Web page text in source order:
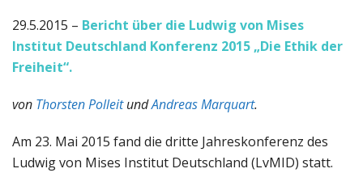
29.5.2015 – Bericht über die Ludwig von Mises
Institut Deutschland Konferenz 2015 „Die Ethik der
Freiheit“.
von Thorsten PolleitundAndreas Marquart.
Am 23. Mai 2015 fand die dritte Jahreskonferenz des
Ludwig von Mises Institut Deutschland (LvMID) statt.